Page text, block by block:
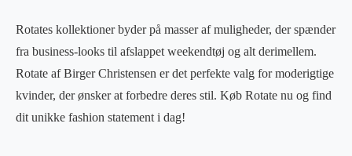
Rotates kollektioner byder på masser af muligheder, der spænder
fra business-looks til afslappet weekendtøj og alt derimellem.
Rotate af Birger Christensen er det perfekte valg for moderigtige
kvinder, der ønsker at forbedre deres stil. Køb Rotate nu og find
dit unikke fashion statement i dag!